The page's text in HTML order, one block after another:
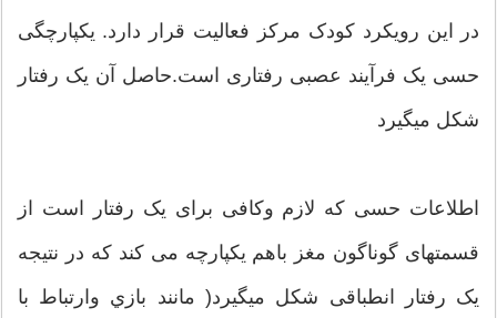
در این رویکرد کودک مرکز فعالیت قرار دارد. یکپارچگی
حسی یک فرآیند عصبی رفتاری است.حاصل آن یک رفتار
شکل میگیرد
اطلاعات حسی که لازم وکافی برای یک رفتار است از
قسمتهای گوناگون مغز باهم یکپارچه می کند که در نتیجه
یک رفتار انطباقی شکل میگیرد( مانند بازي وارتباط با